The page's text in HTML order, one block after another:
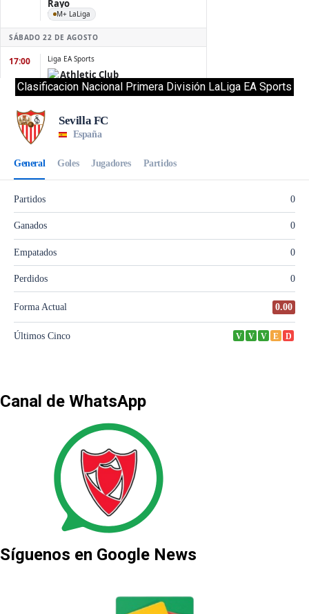
Clasificacion Nacional Primera División LaLiga EA Sports
Canal de WhatsApp
Síguenos en Google News